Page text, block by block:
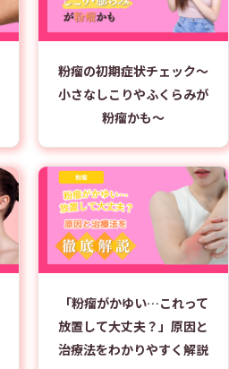
粉瘤の初期症状チェック～
小さなしこりやふくらみが
粉瘤かも～
「粉瘤がかゆい…これって
放置して大丈夫？」原因と
治療法をわかりやすく解説